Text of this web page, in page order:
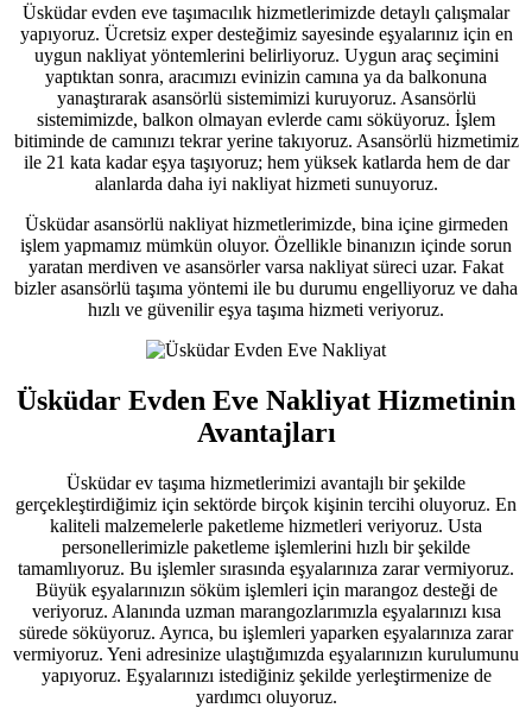
Üsküdar evden eve taşımacılık hizmetlerimizde detaylı çalışmalar
yapıyoruz. Ücretsiz exper desteğimiz sayesinde eşyalarınız için en
uygun nakliyat yöntemlerini belirliyoruz. Uygun araç seçimini
yaptıktan sonra, aracımızı evinizin camına ya da balkonuna
yanaştırarak asansörlü sistemimizi kuruyoruz. Asansörlü
sistemimizde, balkon olmayan evlerde camı söküyoruz. İşlem
bitiminde de camınızı tekrar yerine takıyoruz. Asansörlü hizmetimiz
ile 21 kata kadar eşya taşıyoruz; hem yüksek katlarda hem de dar
alanlarda daha iyi nakliyat hizmeti sunuyoruz.
Üsküdar asansörlü nakliyat hizmetlerimizde, bina içine girmeden
işlem yapmamız mümkün oluyor. Özellikle binanızın içinde sorun
yaratan merdiven ve asansörler varsa nakliyat süreci uzar. Fakat
bizler asansörlü taşıma yöntemi ile bu durumu engelliyoruz ve daha
hızlı ve güvenilir eşya taşıma hizmeti veriyoruz.
Üsküdar Evden Eve Nakliyat Hizmetinin
Avantajları
Üsküdar ev taşıma hizmetlerimizi avantajlı bir şekilde
gerçekleştirdiğimiz için sektörde birçok kişinin tercihi oluyoruz. En
kaliteli malzemelerle paketleme hizmetleri veriyoruz. Usta
personellerimizle paketleme işlemlerini hızlı bir şekilde
tamamlıyoruz. Bu işlemler sırasında eşyalarınıza zarar vermiyoruz.
Büyük eşyalarınızın söküm işlemleri için marangoz desteği de
veriyoruz. Alanında uzman marangozlarımızla eşyalarınızı kısa
sürede söküyoruz. Ayrıca, bu işlemleri yaparken eşyalarınıza zarar
vermiyoruz. Yeni adresinize ulaştığımızda eşyalarınızın kurulumunu
yapıyoruz. Eşyalarınızı istediğiniz şekilde yerleştirmenize de
yardımcı oluyoruz.